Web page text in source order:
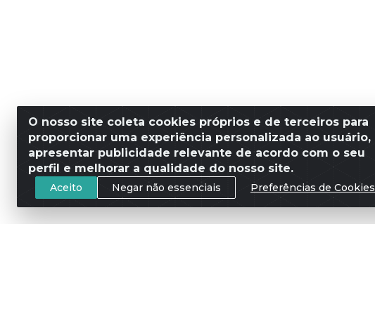
O nosso site coleta cookies próprios e de terceiros para
proporcionar uma experiência personalizada ao usuário,
apresentar publicidade relevante de acordo com o seu
perfil e melhorar a qualidade do nosso site.
Aceito Negar não essenciais Preferências de Cookies